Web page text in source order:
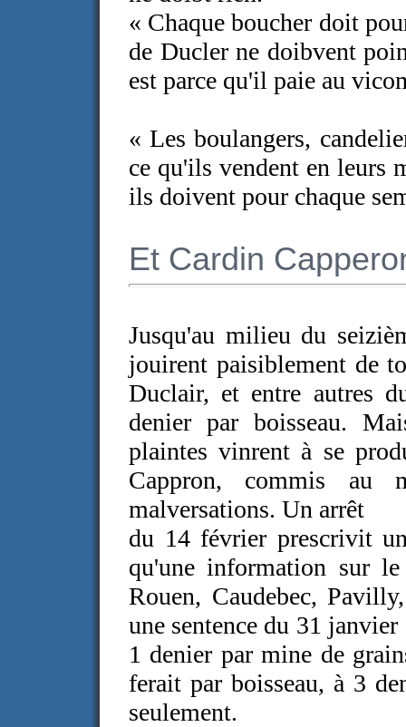
« Chaque boucher doit
de Ducler ne doibvent
est parce qu'il paie au
« Les boulangers,
ce qu'ils vendent en leurs
ils doivent pour chaque
Et Cardin
Jusqu'au milieu du
jouirent paisiblement de
Duclair, et entre autres
denier par boisseau.
plaintes vinrent à se
Cappron, commis au
malversations. Un arrêt
du 14 février prescrivit
qu'une information sur
Rouen, Caudebec,
une sentence du 31
1 denier par mine de
ferait par boisseau, à 3
seulement.